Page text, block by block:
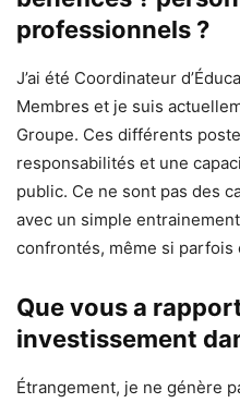
professionnels ?
J’ai été Coordinateur
Membres et je suis
Groupe. Ces différents
responsabilités et une
public. Ce ne sont pas des
avec un simple
confrontés, même si parfois
Que vous a
investissement
Étrangement, je ne génère